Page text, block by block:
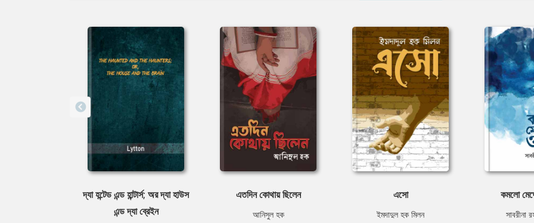
দ্যা হন্টেড এন্ড হান্টার্স; অর দ্যা হাউস
এন্ড দ্যা ব্রেইন
এতদিন কোথায় ছিলেন
আনিসুল হক
এসো
ইমদাদুল হক মিলন
কমলো
সাবরীনা